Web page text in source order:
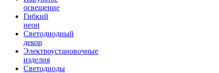
освещение
Гибкий
неон
Светодиодный
декор
Электроустановочные
изделия
Светодиоды